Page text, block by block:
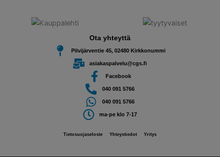
Ota yhteyttä
Pilvijärventie 45, 02480 Kirkkonummi
asiakaspalvelu@cgs.fi
Facebook
040 091 5766
040 091 5766
ma-pe klo 7-17
Tietosuojaseloste Yhteystiedot Yritys